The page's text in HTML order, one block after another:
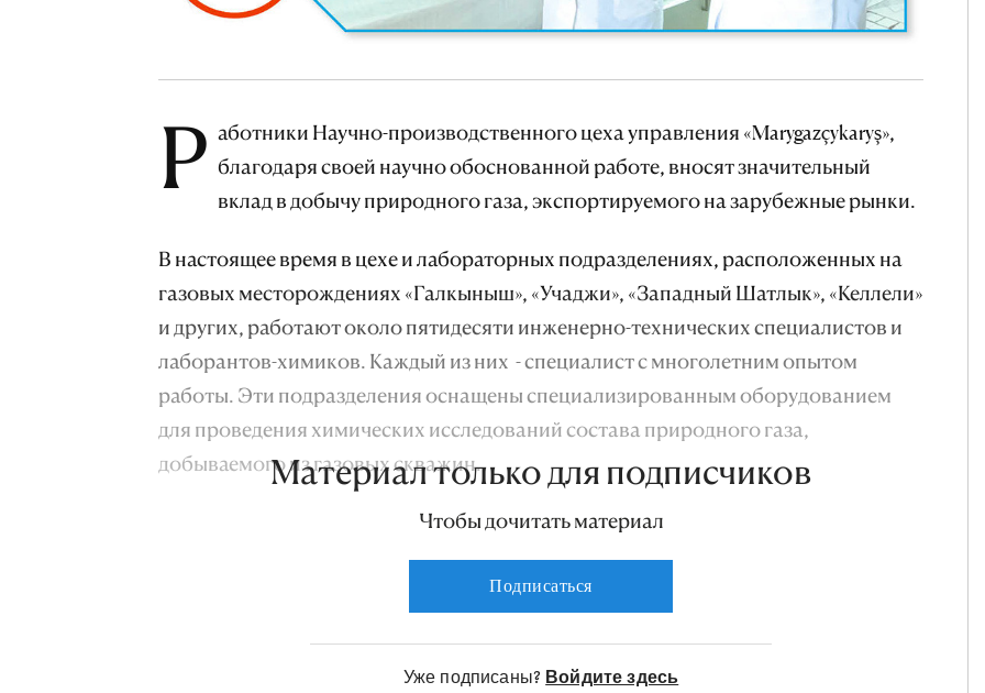
Р аботники Научно-производственного цеха управления «Marygazçykaryş»,
благодаря своей научно обоснованной работе, вносят значительный
вклад в добычу природного газа, экспортируемого на зарубежные рынки.
В настоящее время в цехе и лабораторных подразделениях, расположенных на
газовых месторождениях «Галкыныш», «Учаджи», «Западный Шатлык», «Келлели»
и других, работают около пятидесяти инженерно-технических специалистов и
лаборантов-химиков. Каждый из них - специалист с многолетним опытом
работы. Эти подразделения оснащены специализированным оборудованием
для проведения химических исследований состава природного газа,
добываемого из газовых скважин.
Материал только для подписчиков
Чтобы дочитать материал
Подписаться
Уже подписаны? Войдите здесь